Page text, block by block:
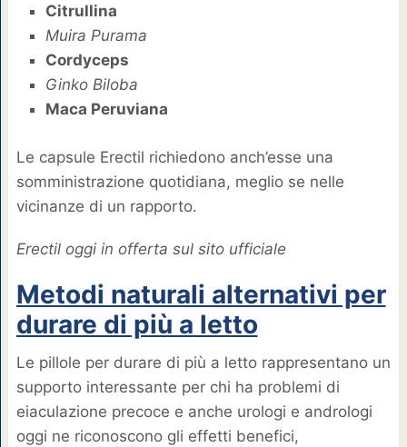
Citrullina
Muira Purama
Cordyceps
Ginko Biloba
Maca Peruviana
Le capsule Erectil richiedono anch’esse una
somministrazione quotidiana, meglio se nelle
vicinanze di un rapporto.
Erectil oggi in offerta sul sito ufficiale
Metodi naturali alternativi per
durare di più a letto
Le pillole per durare di più a letto rappresentano un
supporto interessante per chi ha problemi di
eiaculazione precoce e anche urologi e andrologi
oggi ne riconoscono gli effetti benefici,